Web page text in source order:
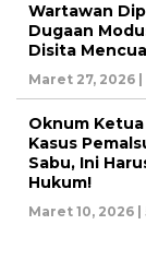
Wartawan
Dugaan
Disita
Maret 27, 2026
Oknum
Kasus
Sabu, Ini
Hukum!
Maret 10, 2026 |